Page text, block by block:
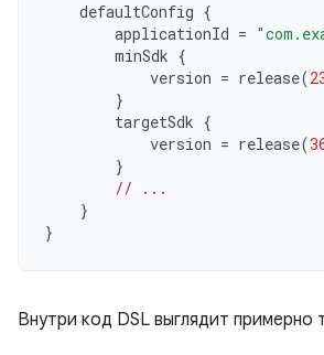
defaultConfig {
applicationId =
minSdk {
version = release(
}
targetSdk {
version = release(
}
// ...
}
}
Внутри код DSL выглядит примерно